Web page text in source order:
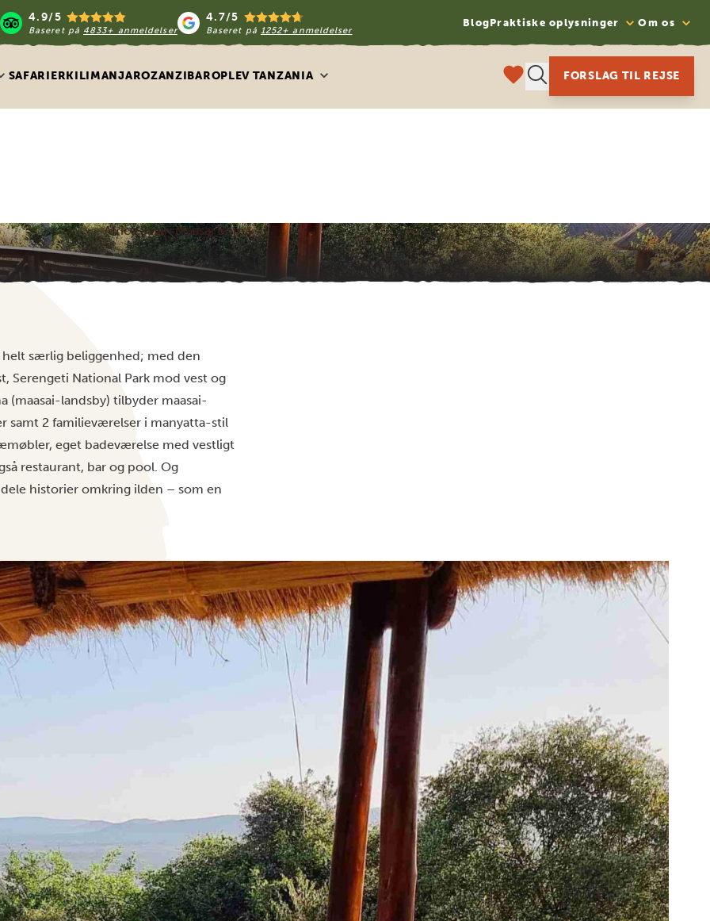
4.9/5
Baseret på 4833+ anmeldelser
4.7/5
Baseret på 1252+ anmeldelser
BlogPraktiske oplysninger Om os
SAFARIERKILIMANJAROZANZIBAROPLEV TANZANIA FORSLAG TIL REJSE
Africa Safari Maasai Boma
særlig beliggenhed; med den
Serengeti National Park mod vest og
(maasai-landsby) tilbyder maasai-
samt 2 familieværelser i manyatta-stil
eget badeværelse med vestligt
restaurant, bar og pool. Og
historier omkring ilden – som en